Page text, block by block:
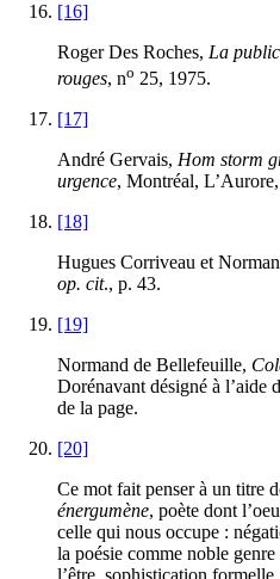
[16]
Roger Des Roches, La
rouges, no 25, 1975.
[17]
André Gervais, Hom storm
urgence, Montréal, L’Aurore,
[18]
Hugues Corriveau et
op. cit., p. 43.
[19]
Normand de Bellefeuille,
Dorénavant désigné à l’aide
de la page.
[20]
Ce mot fait penser à un titre
énergumène, poète dont
celle qui nous occupe :
la poésie comme noble